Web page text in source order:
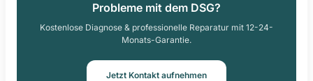
Probleme mit dem DSG?
Kostenlose Diagnose & professionelle Reparatur mit 12-24-
Monats-Garantie.
Jetzt Kontakt aufnehmen